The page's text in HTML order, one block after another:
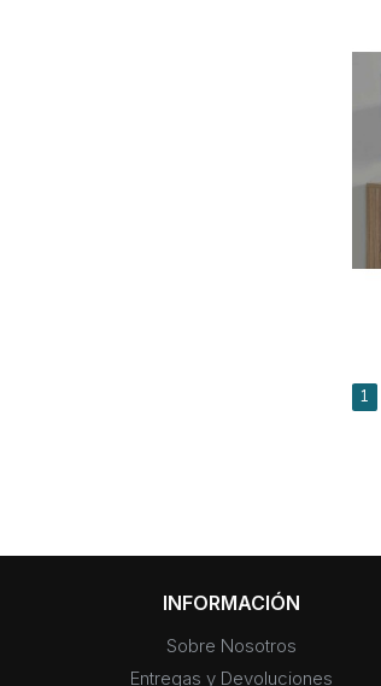
1
INFORMACIÓN
Sobre Nosotros
Entregas y Devoluciones